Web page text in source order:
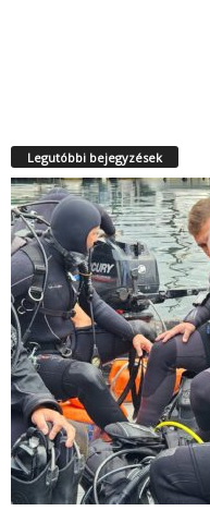
Legutóbbi bejegyzések